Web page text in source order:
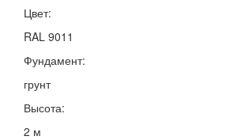
Цвет:
RAL 9011
Фундамент:
грунт
Высота:
2 м